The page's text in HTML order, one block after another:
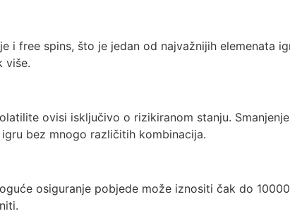
i free spins, što je jedan od najvažnijih elemenata
više.
ovisi isključivo o rizikiranom stanju.
bez mnogo različitih kombinacija.
osiguranje pobjede može iznositi čak do